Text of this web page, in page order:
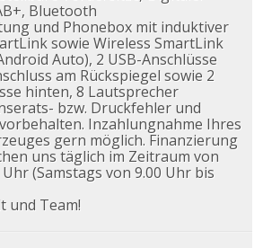
Bluetooth
und Phonebox mit induktiver
sowie Wireless SmartLink
Auto), 2 USB-Anschlüsse
am Rückspiegel sowie 2
hinten, 8 Lautsprecher
bzw. Druckfehler und
Inzahlungnahme Ihres
gern möglich. Finanzierung
uns täglich im Zeitraum von
(Samstags von 9.00 Uhr bis
und Team!